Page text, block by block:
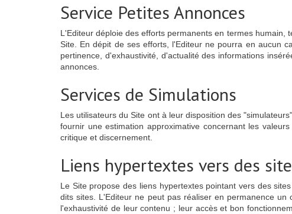
Service Petites Annonces
L'Editeur déploie des efforts permanents en termes humain,
Site. En dépit de ses efforts, l'Editeur ne pourra en aucun
pertinence, d'exhaustivité, d'actualité des informations
annonces.
Services de Simulations
Les utilisateurs du Site ont à leur disposition des
fournir une estimation approximative concernant les
critique et discernement.
Liens hypertextes vers des
Le Site propose des liens hypertextes pointant vers des
dits sites. L'Editeur ne peut pas réaliser en permanence
l'exhaustivité de leur contenu ; leur accès et bon